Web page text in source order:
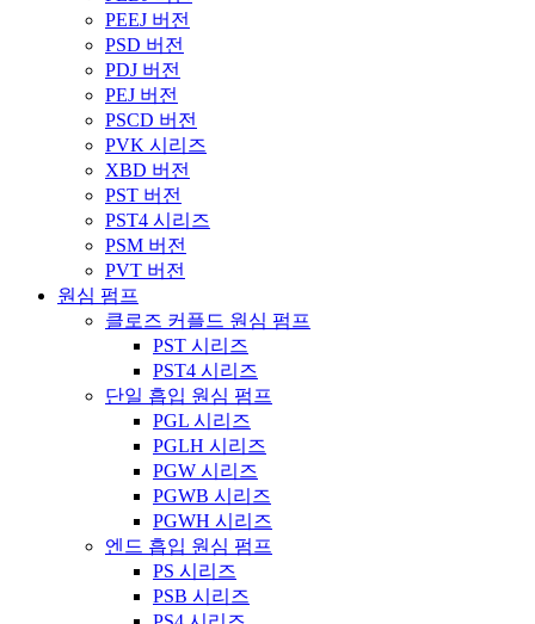
PEEJ 버전
PSD 버전
PDJ 버전
PEJ 버전
PSCD 버전
PVK 시리즈
XBD 버전
PST 버전
PST4 시리즈
PSM 버전
PVT 버전
원심 펌프
클로즈 커플드 원심 펌프
PST 시리즈
PST4 시리즈
단일 흡입 원심 펌프
PGL 시리즈
PGLH 시리즈
PGW 시리즈
PGWB 시리즈
PGWH 시리즈
엔드 흡입 원심 펌프
PS 시리즈
PSB 시리즈